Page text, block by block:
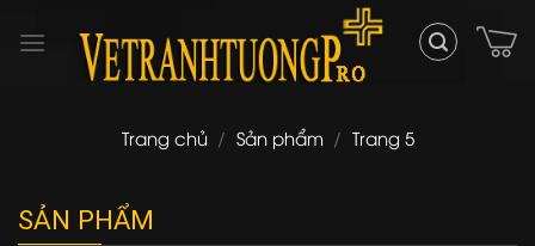
Trang chủ / Sản phẩm / Trang 5
SẢN PHẨM